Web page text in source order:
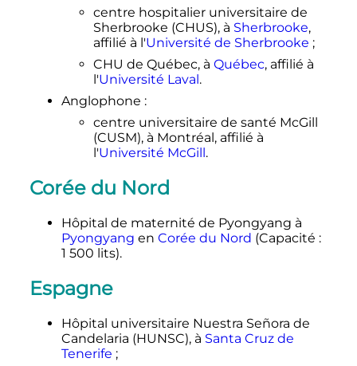
centre hospitalier universitaire de
Sherbrooke (CHUS), à Sherbrooke,
affilié à l'Université de Sherbrooke ;
CHU de Québec, à Québec, affilié à
l'Université Laval.
Anglophone :
centre universitaire de santé McGill
(CUSM), à Montréal, affilié à
l'Université McGill.
Corée du Nord
Hôpital de maternité de Pyongyang à
Pyongyang en Corée du Nord (Capacité :
1 500 lits).
Espagne
Hôpital universitaire Nuestra Señora de
Candelaria (HUNSC), à Santa Cruz de
Tenerife ;